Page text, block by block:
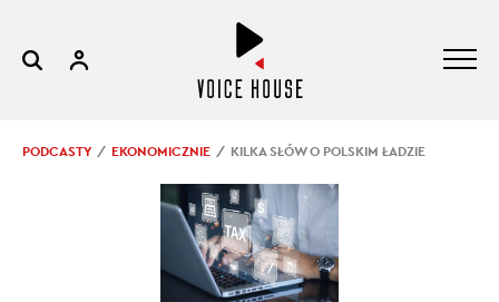
PODCASTY EKONOMICZNIE KILKA SŁÓW O POLSKIM ŁADZIE